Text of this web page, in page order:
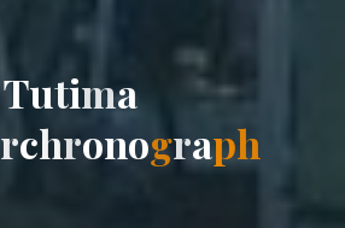
Tutima
rchronograph